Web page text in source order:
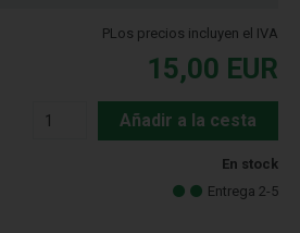
PLos precios incluyen el IVA
15,00 EUR
Añadir a la cesta
En stock
Entrega 2-5